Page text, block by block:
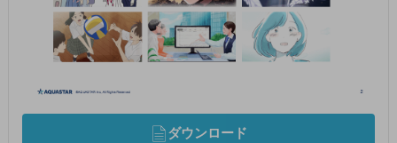
ダウンロード